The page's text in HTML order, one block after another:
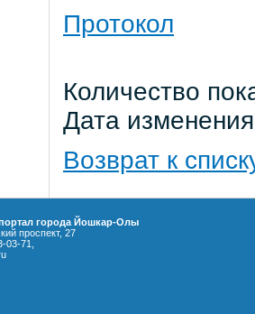
Протокол
Количество
Дата
Возврат к
города Йошкар-Олы
проспект, 27
03-71,